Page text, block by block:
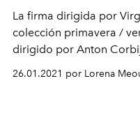
La firma dirigida por
colección primavera /
dirigido por Anton
26.01.2021 por Lorena